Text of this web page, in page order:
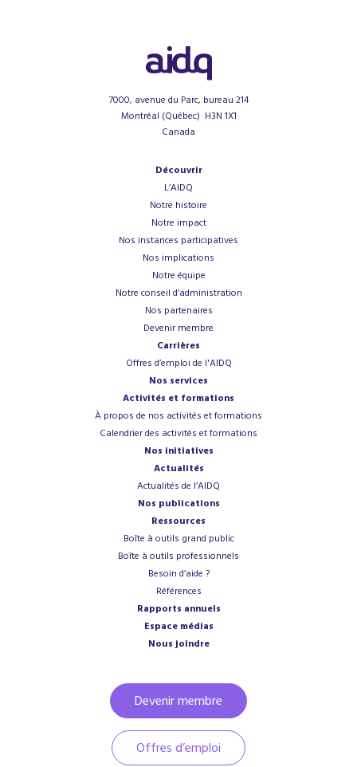
7000, avenue du Parc, bureau 214
Montréal (Québec) H3N 1X1
Canada
Découvrir
L’AIDQ
Notre histoire
Notre impact
Nos instances participatives
Nos implications
Notre équipe
Notre conseil d’administration
Nos partenaires
Devenir membre
Carrières
Offres d’emploi de l'AIDQ
Nos services
Activités et formations
À propos de nos activités et formations
Calendrier des activités et formations
Nos initiatives
Actualités
Actualités de l’AIDQ
Nos publications
Ressources
Boîte à outils grand public
Boîte à outils professionnels
Besoin d’aide ?
Références
Rapports annuels
Espace médias
Nous joindre
Devenir membre
Offres d’emploi